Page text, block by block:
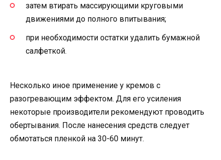
затем втирать массирующими круговыми
движениями до полного впитывания;
при необходимости остатки удалить бумажной
салфеткой.
Несколько иное применение у кремов с
разогревающим эффектом. Для его усиления
некоторые производители рекомендуют проводить
обертывания. После нанесения средств следует
обмотаться пленкой на 30-60 минут.